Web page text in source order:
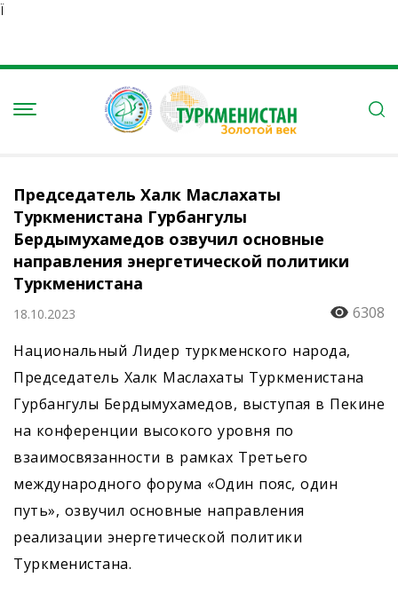
Ï
Председатель Халк Маслахаты
Туркменистана Гурбангулы
Бердымухамедов озвучил основные
направления энергетической политики
Туркменистана
18.10.2023
6308
Национальный Лидер туркменского народа,
Председатель Халк Маслахаты Туркменистана
Гурбангулы Бердымухамедов, выступая в Пекине
на конференции высокого уровня по
взаимосвязанности в рамках Третьего
международного форума «Один пояс, один
путь», озвучил основные направления
реализации энергетической политики
Туркменистана.